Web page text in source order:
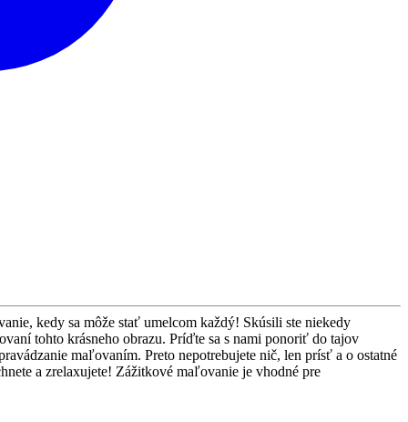
kedy sa môže stať umelcom každý! Skúsili ste niekedy
tohto krásneho obrazu. Príďte sa s nami ponoriť do tajov
maľovaním. Preto nepotrebujete nič, len prísť a o ostatné
a zrelaxujete! Zážitkové maľovanie je vhodné pre